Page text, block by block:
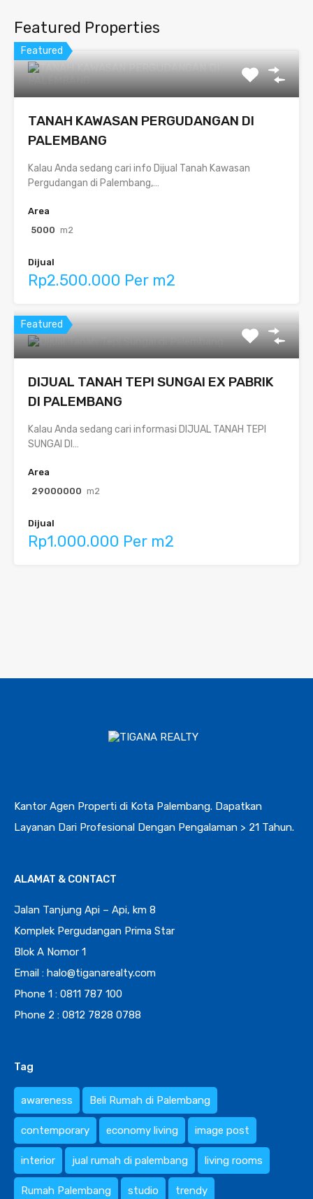
Featured Properties
Featured
TANAH KAWASAN PERGUDANGAN DI
PALEMBANG
Kalau Anda sedang cari info Dijual Tanah Kawasan
Pergudangan di Palembang,…
Area
5000 m2
Dijual
Rp2.500.000 Per m2
Featured
DIJUAL TANAH TEPI SUNGAI EX PABRIK
DI PALEMBANG
Kalau Anda sedang cari informasi DIJUAL TANAH TEPI
SUNGAI DI…
Area
29000000 m2
Dijual
Rp1.000.000 Per m2
Kantor Agen Properti di Kota Palembang. Dapatkan
Layanan Dari Profesional Dengan Pengalaman > 21 Tahun.
ALAMAT & CONTACT
Jalan Tanjung Api – Api, km 8
Komplek Pergudangan Prima Star
Blok A Nomor 1
Email : halo@tiganarealty.com
Phone 1 : 0811 787 100
Phone 2 : 0812 7828 0788
Tag
awareness Beli Rumah di Palembang
contemporary economy living image post
interior jual rumah di palembang living rooms
Rumah Palembang studio trendy